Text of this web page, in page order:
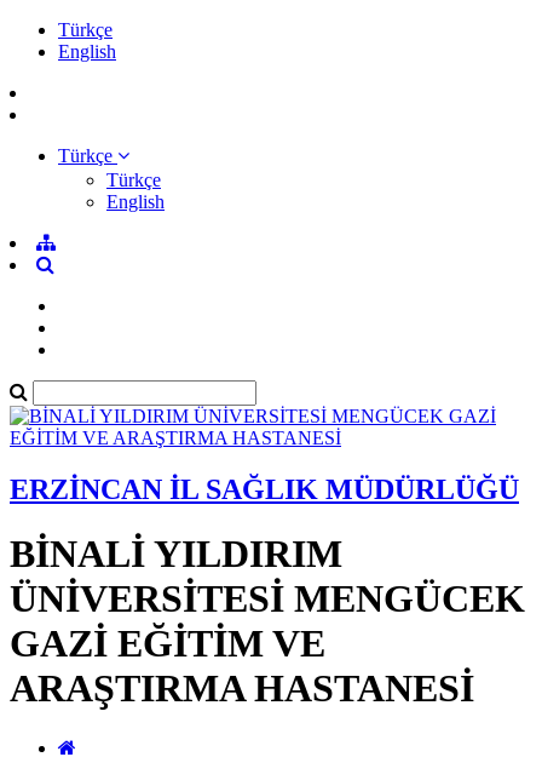
Türkçe
English
Türkçe
Türkçe
English
ERZİNCAN İL SAĞLIK MÜDÜRLÜĞÜ
BİNALİ YILDIRIM
ÜNİVERSİTESİ MENGÜCEK
GAZİ EĞİTİM VE
ARAŞTIRMA HASTANESİ